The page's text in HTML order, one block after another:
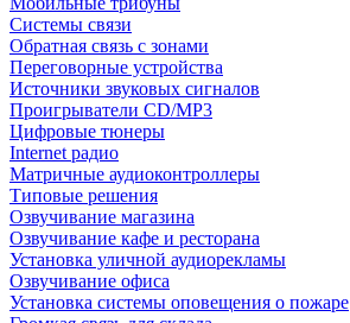
Системы связи
Обратная связь с зонами
Переговорные устройства
Источники звуковых сигналов
Проигрыватели CD/MP3
Цифровые тюнеры
Internet радио
Матричные аудиоконтроллеры
Типовые решения
Озвучивание магазина
Озвучивание кафе и ресторана
Установка уличной аудиорекламы
Озвучивание офиса
Установка системы оповещения о пожаре